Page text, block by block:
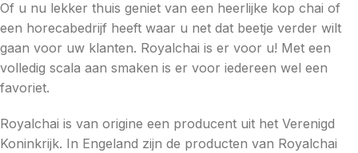
Of u nu lekker thuis geniet van een heerlijke kop chai of
een horecabedrijf heeft waar u net dat beetje verder wilt
gaan voor uw klanten. Royalchai is er voor u! Met een
volledig scala aan smaken is er voor iedereen wel een
favoriet.
Royalchai is van origine een producent uit het Verenigd
Koninkrijk. In Engeland zijn de producten van Royalchai